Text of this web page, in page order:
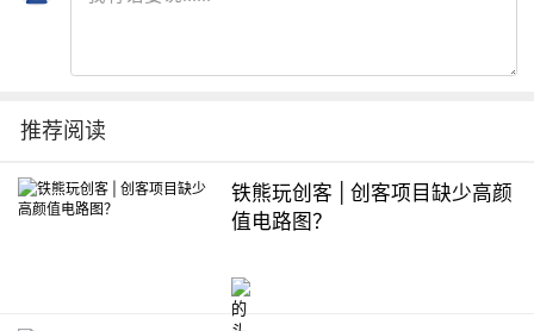
推荐阅读
铁熊玩创客 | 创客项目缺少高颜
值电路图？